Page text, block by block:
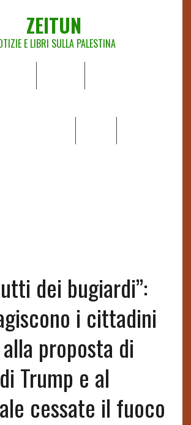
ZEITUN
E LIBRI SULLA PALESTINA
dei bugiardi”:
i cittadini
proposta di
Trump e al
cessate il fuoco